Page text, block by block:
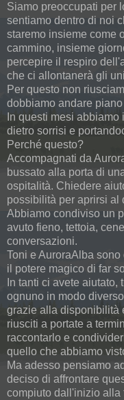
Siamo preoccupati per
sentiamo dentro di noi
staremo insieme come
cammino, insieme
percepire il respiro
che ci allontanerà gli
Per questo non
dobbiamo andare
In questi mesi
dietro sorrisi e
Perché questo?
Accompagnati da
bussato alla porta di
ospitalità. Chiedere
possibilità per aprirsi al
Abbiamo condiviso un
avuto fieno, tettoia,
conversazioni.
Toni e AuroraAlba
il potere magico di far
In tanti ci avete
ognuno in modo
grazie alla disponibilità
riusciti a portate a
raccontarlo e
quello che abbiamo
Ma adesso pensiamo
deciso di affrontare
compiuto dall'inizio alla